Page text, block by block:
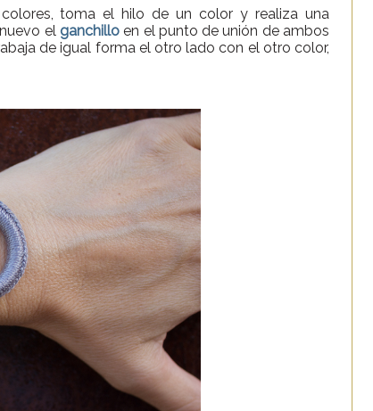
toma el hilo de un color y realiza una
el ganchillo en el punto de unión de ambos
de igual forma el otro lado con el otro color,